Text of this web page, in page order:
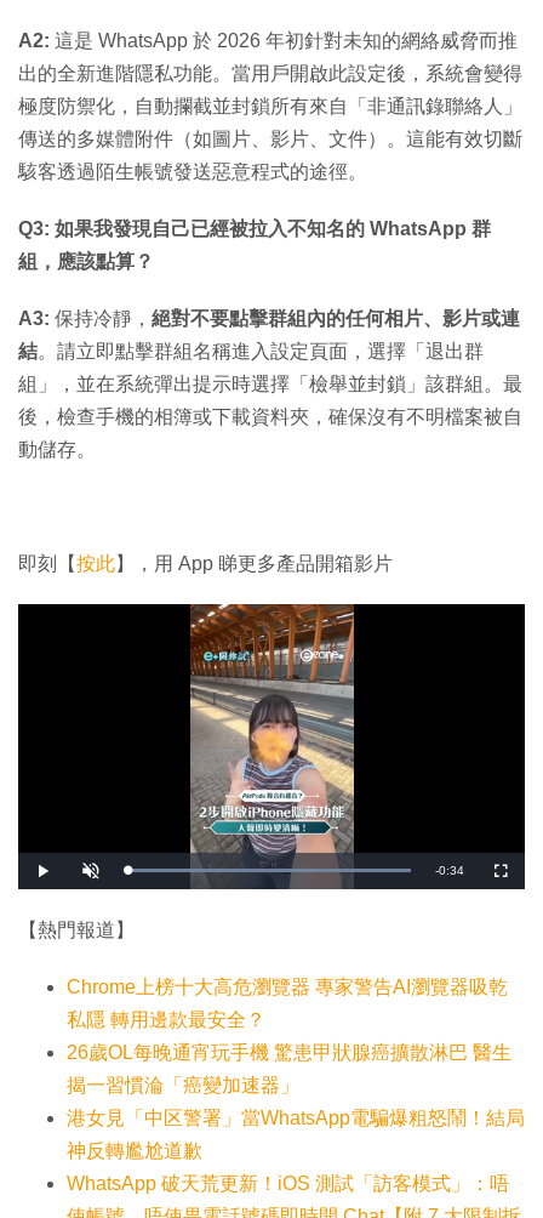
A2: 這是 WhatsApp 於 2026 年初針對未知的網絡威脅而推
出的全新進階隱私功能。當用戶開啟此設定後，系統會變得
極度防禦化，自動攔截並封鎖所有來自「非通訊錄聯絡人」
傳送的多媒體附件（如圖片、影片、文件）。這能有效切斷
駭客透過陌生帳號發送惡意程式的途徑。
Q3: 如果我發現自己已經被拉入不知名的 WhatsApp 群
組，應該點算？
A3: 保持冷靜， 絕對不要點擊群組內的任何相片、影片或連
結。請立即點擊群組名稱進入設定頁面，選擇「退出群
組」，並在系統彈出提示時選擇「檢舉並封鎖」該群組。最
後，檢查手機的相簿或下載資料夾，確保沒有不明檔案被自
動儲存。
即刻【按此】，用 App 睇更多產品開箱影片
播
放
開
啟
載
入
0
0
剩
間
-0:34
全
螢
【熱門報道】
Chrome上榜十大高危瀏覽器 專家警告AI瀏覽器吸乾
私隱 轉用邊款最安全？
26歲OL每晚通宵玩手機 驚患甲狀腺癌擴散淋巴 醫生
揭一習慣淪「癌變加速器」
港女見「中区警署」當WhatsApp電騙爆粗怒鬧！結局
神反轉尷尬道歉
WhatsApp 破天荒更新！iOS 測試「訪客模式」：唔